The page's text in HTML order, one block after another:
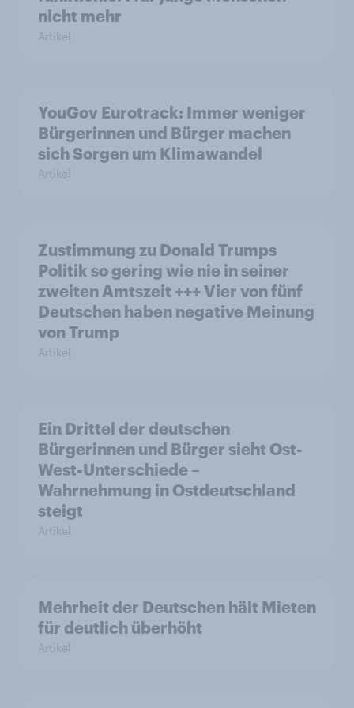
nicht mehr
Artikel
YouGov Eurotrack: Immer weniger
Bürgerinnen und Bürger machen
sich Sorgen um Klimawandel
Artikel
Zustimmung zu Donald Trumps
Politik so gering wie nie in seiner
zweiten Amtszeit +++ Vier von fünf
Deutschen haben negative Meinung
von Trump
Artikel
Ein Drittel der deutschen
Bürgerinnen und Bürger sieht Ost-
West-Unterschiede –
Wahrnehmung in Ostdeutschland
steigt
Artikel
Mehrheit der Deutschen hält Mieten
für deutlich überhöht
Artikel